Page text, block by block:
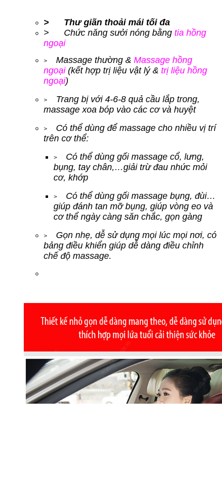
> Thư giãn thoải mái tối đa
> Chức năng sưởi nóng bằng tia hồng
ngoại
> Massage thường & Massage hồng
ngoại(kết hợp trị liệu vật lý & trị liệu hồng
ngoại)
> Trang bị với 4-6-8 quả cầu lắp trong,
massage xoa bóp vào các cơ và huyệt
> Có thể dùng để massage cho nhiều vị trí
trên cơ thể:
> Có thể dùng gối massage cổ, lưng,
bụng, tay chân,…giải trừ đau nhức mỏi
cơ, khớp
> Có thể dùng gối massage bụng, đùi…
giúp đánh tan mỡ bụng, giúp vòng eo và
cơ thể ngày càng săn chắc, gọn gàng
> Gọn nhẹ, dễ sử dụng mọi lúc mọi nơi, có
bảng điều khiển giúp dễ dàng điều chỉnh
chế độ massage.